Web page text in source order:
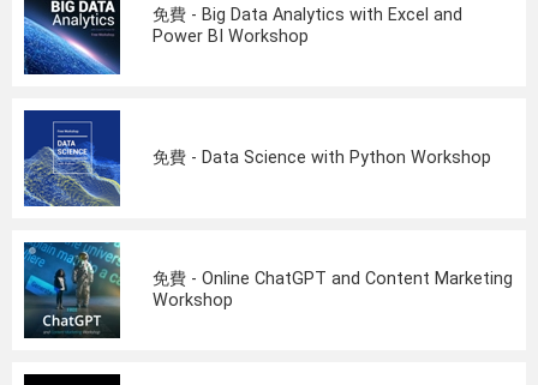
免費 - Big Data Analytics with Excel and
Power BI Workshop
免費 - Data Science with Python Workshop
免費 - Online ChatGPT and Content Marketing
Workshop